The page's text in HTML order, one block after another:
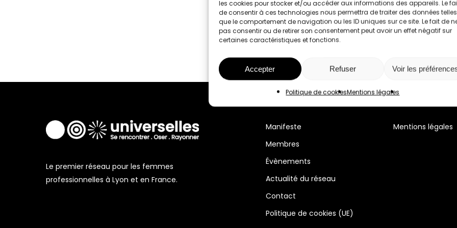
les cookies pour stocker et/ou accéder aux informations des appareils. Le
de consentir à ces technologies nous permettra de traiter des données telles
que le comportement de navigation ou les ID uniques sur ce site. Le fait de
pas consentir ou de retirer son consentement peut avoir un effet négatif sur
certaines caractéristiques et fonctions.
Accepter Refuser Voir les
Politique de cookiesMentions légales
Le premier réseau pour les femmes
professionnelles à Lyon et en France.
Manifeste
Membres
Évènements
Actualité du réseau
Contact
Politique de cookies (UE)
Mentions légales